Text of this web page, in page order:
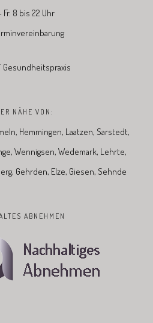
Fr. 8 bis 22 Uhr
Gesundheitspraxis
NÄHE VON:
Hemmingen, Laatzen, Sarstedt,
Wennigsen, Wedemark, Lehrte,
Gehrden, Elze, Giesen, Sehnde
ABNEHMEN